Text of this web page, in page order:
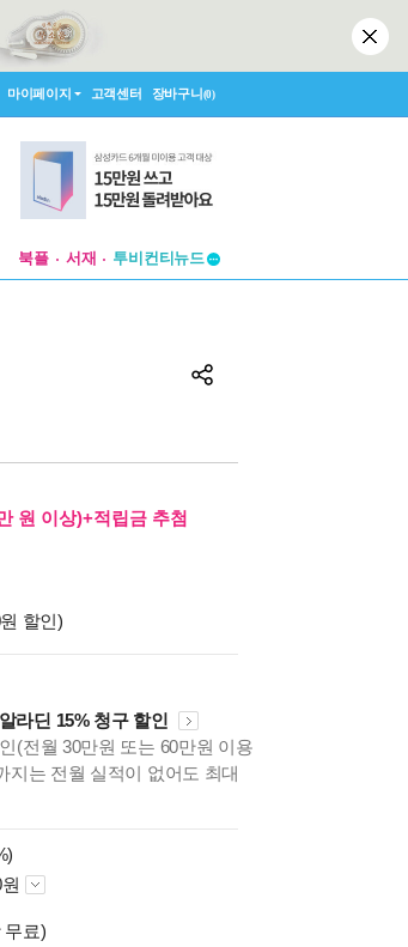
마이페이지 고객센터 장바구니(0)
북플 서재
투비컨티뉴드
원 이상)+적립금 추첨
할인)
라딘 15% 청구 할인
(전월 30만원 또는 60만원 이용
지는 전월 실적이 없어도 최대
무료)